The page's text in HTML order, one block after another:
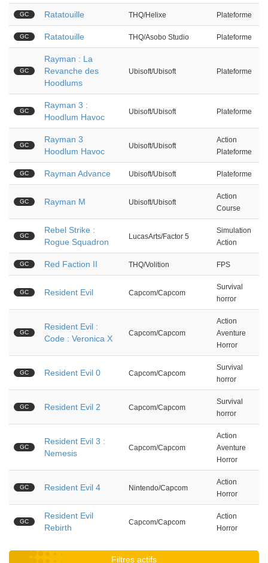
GC Ratatouille THQ/Helixe Plateforme
GC Ratatouille THQ/Asobo Studio Plateforme
GC
Rayman : La
Revanche des
Hoodlums
Ubisoft/Ubisoft Plateforme
GC
Rayman 3 :
Hoodlum Havoc
Ubisoft/Ubisoft Plateforme
GC
Rayman 3
Hoodlum Havoc
Ubisoft/Ubisoft
Action
Plateforme
GC Rayman Advance Ubisoft/Ubisoft Plateforme
GC Rayman M Ubisoft/Ubisoft
Action
Course
GC
Rebel Strike :
Rogue Squadron
LucasArts/Factor 5
Simulation
Action
GC Red Faction II THQ/Volition FPS
GC Resident Evil Capcom/Capcom
Survival
horror
GC
Resident Evil :
Code : Veronica X
Capcom/Capcom
Action
Aventure
Horror
GC Resident Evil 0 Capcom/Capcom
Survival
horror
GC Resident Evil 2 Capcom/Capcom
Survival
horror
GC
Resident Evil 3 :
Nemesis
Capcom/Capcom
Action
Aventure
Horror
GC Resident Evil 4 Nintendo/Capcom
Action
Horror
GC
Resident Evil
Rebirth
Capcom/Capcom
Action
Horror
Filtres actifs